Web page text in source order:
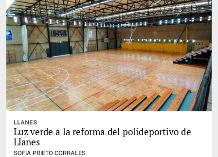
LLANES
Luz verde a la reforma del polideportivo de
Llanes
SOFIA PRIETO CORRALES